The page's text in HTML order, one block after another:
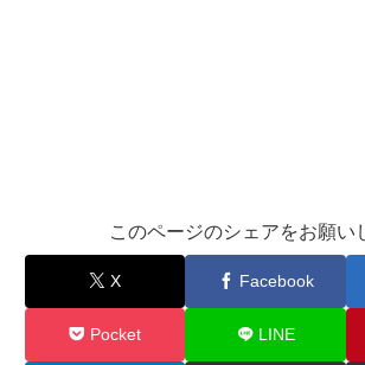
このページのシェアをお願い
X Facebook
Pocket LINE